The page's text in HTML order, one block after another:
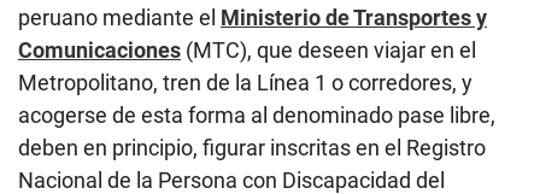
peruano mediante el Ministerio de Transportes y
Comunicaciones (MTC), que deseen viajar en el
Metropolitano, tren de la Línea 1 o corredores, y
acogerse de esta forma al denominado pase libre,
deben en principio, figurar inscritas en el Registro
Nacional de la Persona con Discapacidad del